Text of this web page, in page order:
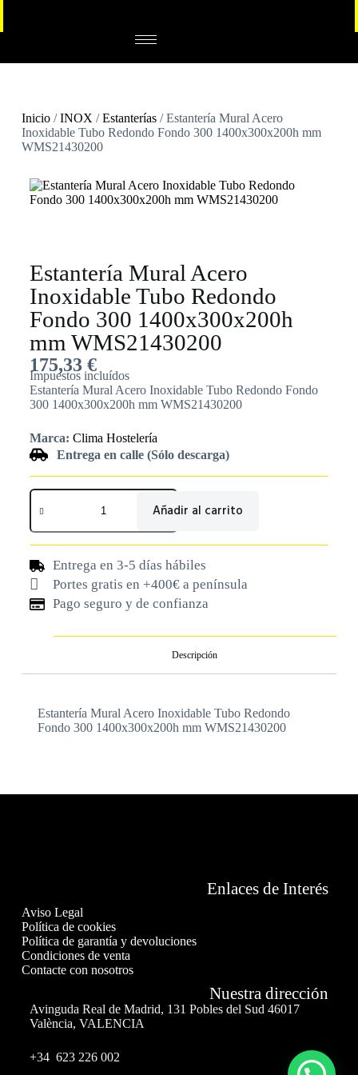
Inicio/INOX /Estanterías/ Estantería Mural Acero
Inoxidable Tubo Redondo Fondo 300 1400x300x200h mm
WMS21430200
Estantería Mural Acero
Inoxidable Tubo Redondo
Fondo 300 1400x300x200h
mm WMS21430200
175,33 €
Impuestos incluídos
Estantería Mural Acero Inoxidable Tubo Redondo Fondo
300 1400x300x200h mm WMS21430200
Marca: Clima Hostelería
Entrega en calle (Sólo descarga)
Añadir al carrito
Entrega en 3-5 días hábiles
Portes gratis en +400€ a península
Pago seguro y de confianza
Descripción
Estantería Mural Acero Inoxidable Tubo Redondo
Fondo 300 1400x300x200h mm WMS21430200
Enlaces de Interés
Aviso Legal
Política de cookies
Política de garantía y devoluciones
Condiciones de venta
Contacte con nosotros
Nuestra dirección
Avinguda Real de Madrid, 131 Pobles del Sud 46017
València, VALENCIA
+34 623 226 002